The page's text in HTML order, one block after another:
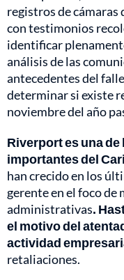
registros de cámaras
con testimonios
identificar
análisis de las
antecedentes del
determinar si existe
noviembre del año
Riverport es una
importantes del
han crecido en los
gerente en el foco
administrativas.
el motivo del
actividad
retaliaciones.